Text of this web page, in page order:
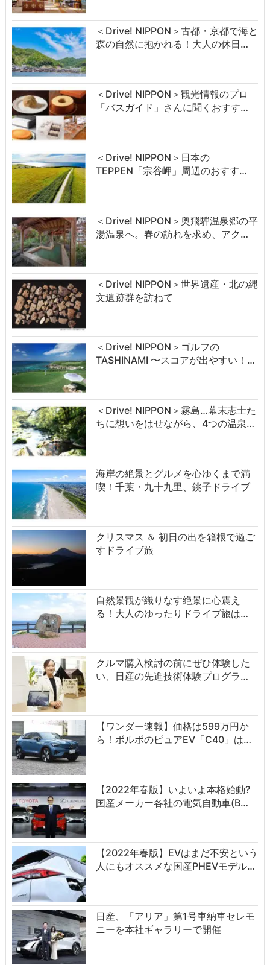
＜Drive! NIPPON＞古都・京都で海と
森の自然に抱かれる！大人の休日…
＜Drive! NIPPON＞観光情報のプロ
「バスガイド」さんに聞くおすす…
＜Drive! NIPPON＞日本の
TEPPEN「宗谷岬」周辺のおすす…
＜Drive! NIPPON＞奥飛騨温泉郷の平
湯温泉へ。春の訪れを求め、アク…
＜Drive! NIPPON＞世界遺産・北の縄
文遺跡群を訪ねて
＜Drive! NIPPON＞ゴルフの
TASHINAMI 〜スコアが出やすい！…
＜Drive! NIPPON＞霧島…幕末志士た
ちに想いをはせながら、4つの温泉…
海岸の絶景とグルメを心ゆくまで満
喫！千葉・九十九里、銚子ドライブ
クリスマス ＆ 初日の出を箱根で過ご
すドライブ旅
自然景観が織りなす絶景に心震え
る！大人のゆったりドライブ旅は…
クルマ購入検討の前にぜひ体験した
い、日産の先進技術体験プログラ…
【ワンダー速報】価格は599万円か
ら！ボルボのピュアEV「C40」は…
【2022年春版】いよいよ本格始動?
国産メーカー各社の電気自動車(B…
【2022年春版】EVはまだ不安という
人にもオススメな国産PHEVモデル…
日産、「アリア」第1号車納車セレモ
ニーを本社ギャラリーで開催